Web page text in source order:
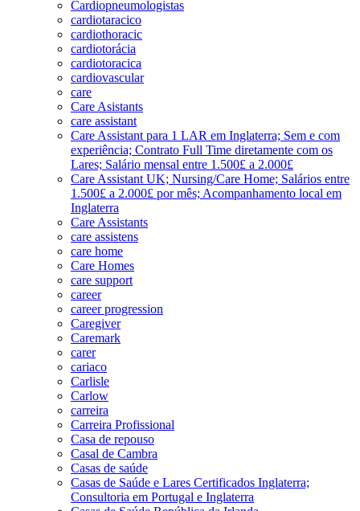
Cardiopneumologistas
cardiotaracico
cardiothoracic
cardiotorácia
cardiotoracica
cardiovascular
care
Care Asistants
care assistant
Care Assistant para 1 LAR em Inglaterra; Sem e com
experiência; Contrato Full Time diretamente com os
Lares; Salário mensal entre 1.500£ a 2.000£
Care Assistant UK; Nursing/Care Home; Salários entre
1.500£ a 2.000£ por mês; Acompanhamento local em
Inglaterra
Care Assistants
care assistens
care home
Care Homes
care support
career
career progression
Caregiver
Caremark
carer
cariaco
Carlisle
Carlow
carreira
Carreira Profissional
Casa de repouso
Casal de Cambra
Casas de saúde
Casas de Saúde e Lares Certificados Inglaterra;
Consultoria em Portugal e Inglaterra